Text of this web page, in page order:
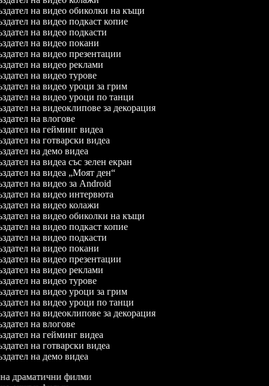
на видео обиколки на къщи
на видео подкаст копие
на видео подкасти
на видео покани
на видео презентации
на видео реклами
на видео турове
на видео уроци за грим
на видео уроци по танци
на видеоклипове за декорация
на влогове
на гейминг видеа
на готварски видеа
на демо видеа
на видеа със зелен екран
на видеа „Моят ден“
на видео за Android
на видео интервюта
на видео колажи
на видео обиколки на къщи
на видео подкаст копие
на видео подкасти
на видео покани
на видео презентации
на видео реклами
на видео турове
на видео уроци за грим
на видео уроци по танци
на видеоклипове за декорация
на влогове
на гейминг видеа
на готварски видеа
на демо видеа
на драматични филми